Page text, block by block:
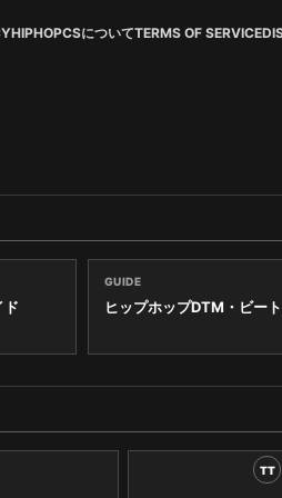
HIPHOPCSについてTERMS OF SERVICE
ド
GUIDE
ヒップホップDTM・ビー
TT